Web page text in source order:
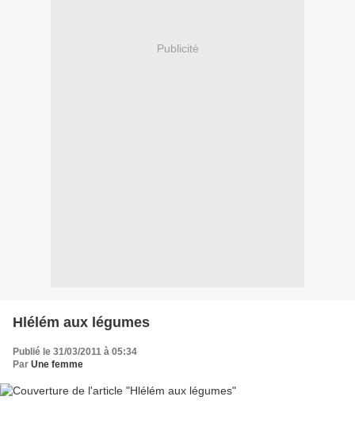
Publicité
Hlélém aux légumes
Publié le 31/03/2011 à 05:34
Par Une femme